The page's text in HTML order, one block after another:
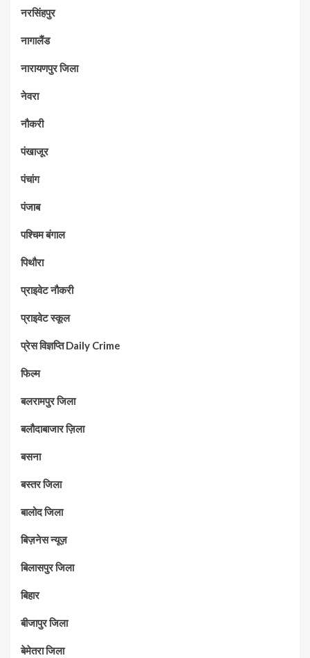
नरसिंहपुर
नागालैंड
नारायणपुर जिला
नेवरा
नौकरी
पंखाजूर
पंचांग
पंजाब
पश्चिम बंगाल
पिथौरा
प्राइवेट नौकरी
प्राइवेट स्कूल
प्रेस विज्ञप्ति Daily Crime
फिल्म
बलरामपुर जिला
बलौदाबाजार ज़िला
बसना
बस्तर जिला
बालोद जिला
बिज़नेस न्यूज़
बिलासपुर जिला
बिहार
बीजापुर जिला
बेमेतरा जिला